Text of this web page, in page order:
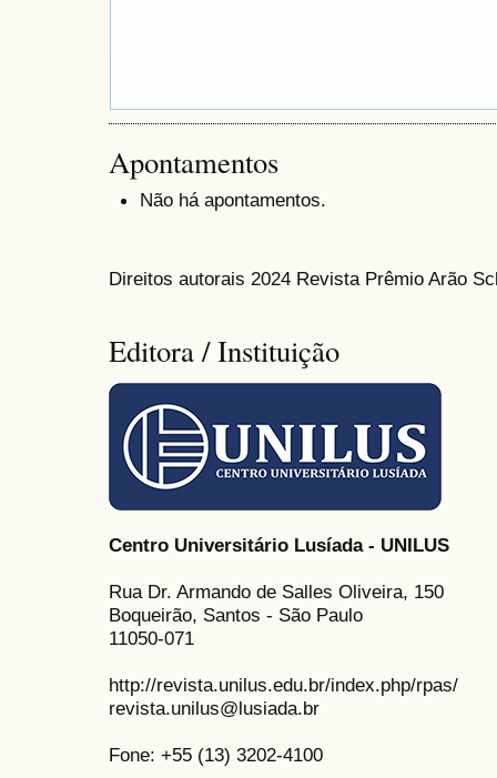
Apontamentos
Não há apontamentos.
Direitos autorais 2024 Revista Prêmio Arão
Editora / Instituição
Centro Universitário Lusíada - UNILUS
Rua Dr. Armando de Salles Oliveira, 150
Boqueirão, Santos - São Paulo
11050-071
http://revista.unilus.edu.br/index.php/rpas/
revista.unilus@lusiada.br
Fone: +55 (13) 3202-4100